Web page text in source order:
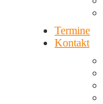
Termine
Kontakt